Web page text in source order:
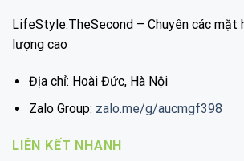
LifeStyle.TheSecond – Chuyên các mặt
lượng cao
Địa chỉ: Hoài Đức, Hà Nội
Zalo Group: zalo.me/g/aucmgf398
LIÊN KẾT NHANH